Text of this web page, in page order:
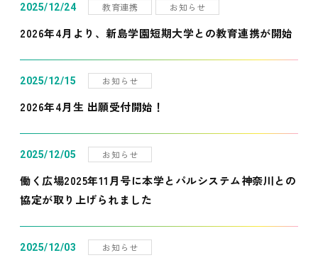
2025/12/24 教育連携 お知らせ
2026年4月より、新島学園短期大学との教育連携が開始
2025/12/15 お知らせ
2026年4月生 出願受付開始！
2025/12/05 お知らせ
働く広場2025年11月号に本学とパルシステム神奈川との
協定が取り上げられました
2025/12/03 お知らせ